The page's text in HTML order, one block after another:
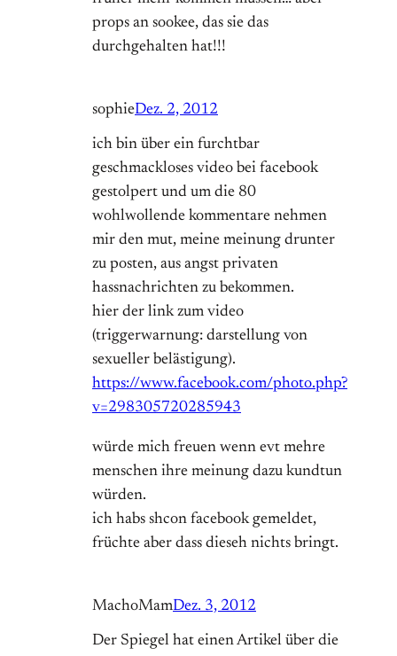
props an sookee, das sie das
durchgehalten hat!!!
sophieDez. 2, 2012
ich bin über ein furchtbar
geschmackloses video bei facebook
gestolpert und um die 80
wohlwollende kommentare nehmen
mir den mut, meine meinung drunter
zu posten, aus angst privaten
hassnachrichten zu bekommen.
hier der link zum video
(triggerwarnung: darstellung von
sexueller belästigung).
https://www.facebook.com/photo.php?
v=298305720285943
würde mich freuen wenn evt mehre
menschen ihre meinung dazu kundtun
würden.
ich habs shcon facebook gemeldet,
früchte aber dass dieseh nichts bringt.
MachoMamDez. 3, 2012
Der Spiegel hat einen Artikel über die